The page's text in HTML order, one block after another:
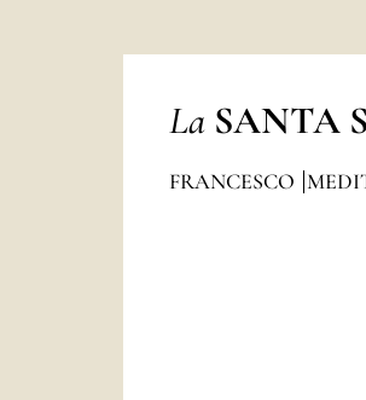
La SANTA
FRANCESCO